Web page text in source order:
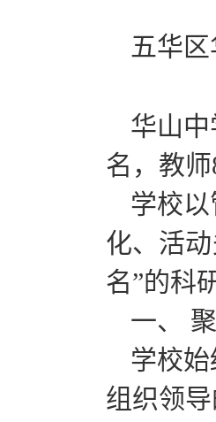
五华区
华山
名，教
学校
化、活
名”的科
一、
学校
组织领